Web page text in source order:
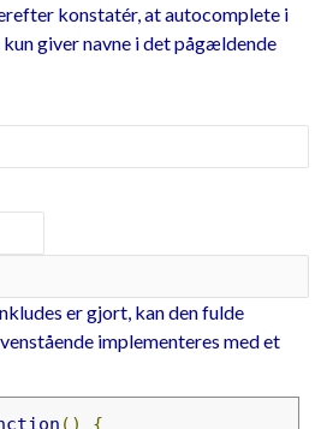
konstatér, at autocomplete i
giver navne i det pågældende
er gjort, kan den fulde
implementeres med et
() {